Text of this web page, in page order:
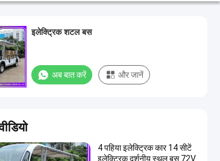
इलेक्ट्रिक शटल बस
अब बात करें और जानें
4 पहिया इलेक्ट्रिक कार 14 सीटें
इलेक्ट्रिक दर्शनीय स्थल बस 72V